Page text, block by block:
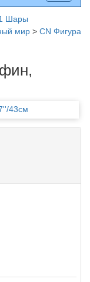
меню
Шары
мир > CN Фигура